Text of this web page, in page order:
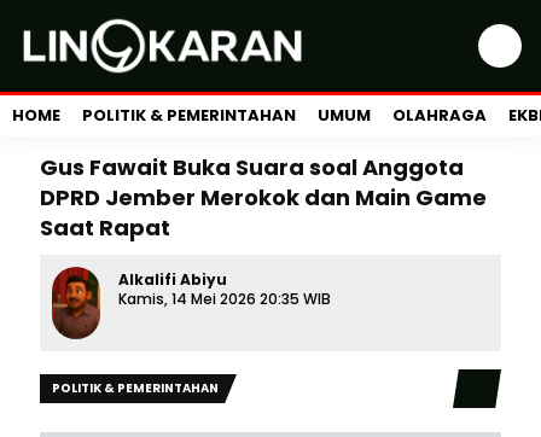
HOME POLITIK & PEMERINTAHAN UMUM OLAHRAGA
Gus Fawait Buka Suara soal Anggota
DPRD Jember Merokok dan Main Game
Saat Rapat
Alkalifi Abiyu
Kamis, 14 Mei 2026 20:35 WIB
POLITIK & PEMERINTAHAN